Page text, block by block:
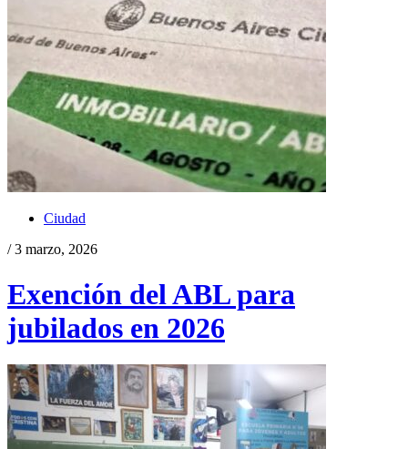
Ciudad
/ 3 marzo, 2026
Exención del ABL para
jubilados en 2026